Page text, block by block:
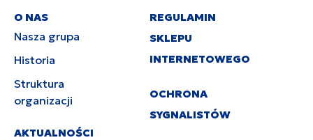
O NAS
Nasza grupa
Historia
Struktura
organizacji
AKTUALNOŚCI
REGULAMIN
SKLEPU
INTERNETOWEGO
OCHRONA
SYGNALISTÓW